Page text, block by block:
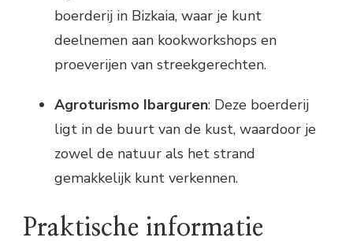
boerderij in Bizkaia, waar je kunt
deelnemen aan kookworkshops en
proeverijen van streekgerechten.
Agroturismo Ibarguren: Deze boerderij
ligt in de buurt van de kust, waardoor je
zowel de natuur als het strand
gemakkelijk kunt verkennen.
Praktische informatie